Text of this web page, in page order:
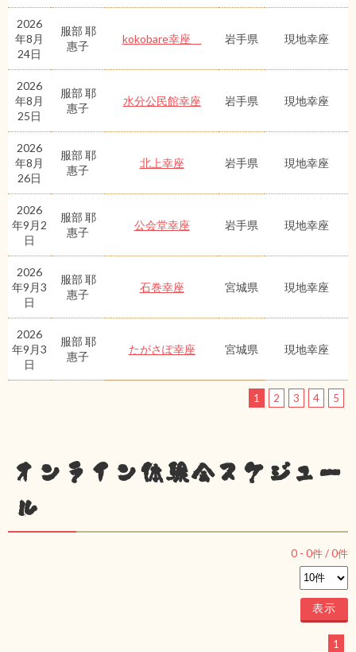
2026
年8月
24日
服部 耶
惠子
kokobare幸座 岩手県 現地幸座
2026
年8月
25日
服部 耶
惠子
水分公民館幸座 岩手県 現地幸座
2026
年8月
26日
服部 耶
惠子
北上幸座 岩手県 現地幸座
2026
年9月2
日
服部 耶
惠子
公会堂幸座 岩手県 現地幸座
2026
年9月3
日
服部 耶
惠子
石巻幸座 宮城県 現地幸座
2026
年9月3
日
服部 耶
惠子
たがさぽ幸座 宮城県 現地幸座
1 2 3 4 5
オンライン体験会スケジュー
ル
0 - 0件 /0件
1